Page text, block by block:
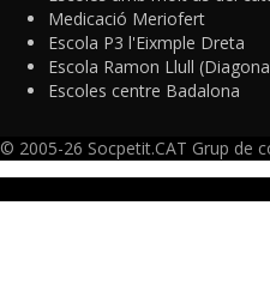
Medicació Meriofert
Escola P3 l'Eixmple Dreta
Escola Ramon Llull
Escoles centre Badalona
© 2005-26 Socpetit.CAT Grup de